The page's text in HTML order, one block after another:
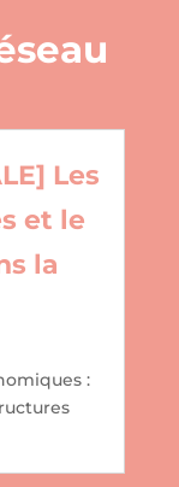
Les
et le
la
: